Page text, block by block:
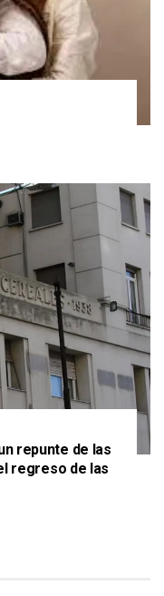
repunte de las
regreso de las